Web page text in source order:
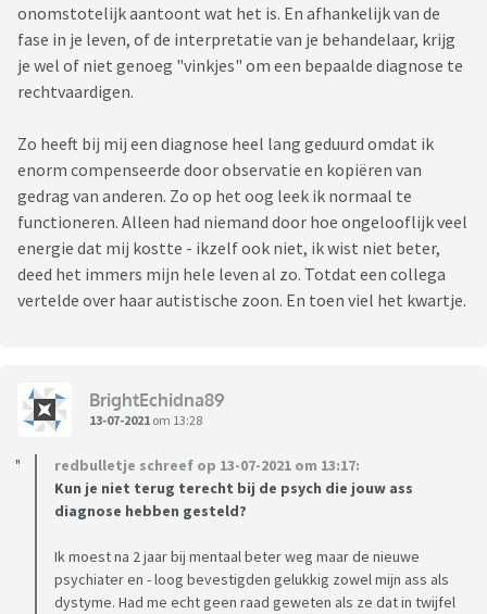
onomstotelijk aantoont wat het is. En afhankelijk van de
fase in je leven, of de interpretatie van je behandelaar, krijg
je wel of niet genoeg "vinkjes" om een bepaalde diagnose te
rechtvaardigen.
Zo heeft bij mij een diagnose heel lang geduurd omdat ik
enorm compenseerde door observatie en kopiëren van
gedrag van anderen. Zo op het oog leek ik normaal te
functioneren. Alleen had niemand door hoe ongelooflijk veel
energie dat mij kostte - ikzelf ook niet, ik wist niet beter,
deed het immers mijn hele leven al zo. Totdat een collega
vertelde over haar autistische zoon. En toen viel het kwartje.
BrightEchidna89
13-07-2021 om 13:28
redbulletje schreef op 13-07-2021 om 13:17:
Kun je niet terug terecht bij de psych die jouw ass
diagnose hebben gesteld?
Ik moest na 2 jaar bij mentaal beter weg maar de nieuwe
psychiater en - loog bevestigden gelukkig zowel mijn ass als
dystyme. Had me echt geen raad geweten als ze dat in twijfel